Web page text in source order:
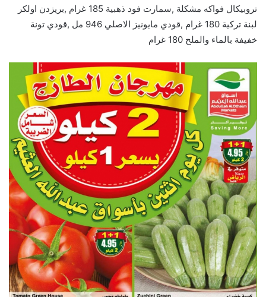
تروبيكال فواكه مشكلة ,سمارت فود ذهبية 185 غرام ,بريزدن اولكر
لبنة تركية 180 غرام ,قودي مايونيز الاصلي 946 مل ,قودي تونة
خفيفة بالماء والملح 180 غرام